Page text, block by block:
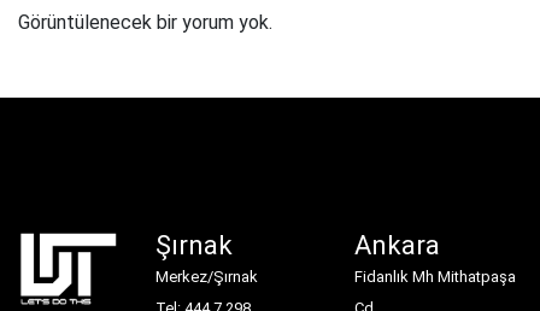
Görüntülenecek bir yorum yok.
Şırnak
Merkez/Şırnak
Ankara
Fidanlık Mh Mithatpaşa